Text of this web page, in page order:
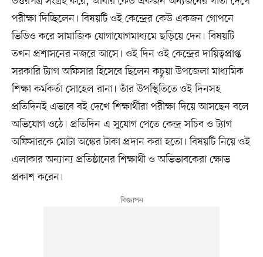
পরীক্ষা দিচ্ছিলেন। বিষয়টি ওই কেন্দ্রের কেউ একজন গোপনে
ভিডিও করে সামাজিক যোগাযোগমাধ্যমে ছড়িয়ে দেন। বিষয়টি
তখন প্রশাসনের নজরে আসে। ওই দিন ওই কেন্দ্রের দায়িত্বপ্রাপ্ত
সরকারি ট্যাগ অফিসার হিসেবে ছিলেন কচুয়া উপজেলা মাধ্যমিক
শিক্ষা কর্মকর্তা সোহেল রানা। তাঁর উপস্থিতিতে ওই দিনসহ
প্রতিদিনই এভাবে বই দেখে শিক্ষার্থীরা পরীক্ষা দিয়ে আসছেন বলে
অভিযোগ ওঠে। প্রতিদিন এ সুযোগ পেতে কেন্দ্র সচিব ও ট্যাগ
অফিসারকে মোটা অঙ্কের টাকা প্রদান করা হতো। বিষয়টি নিয়ে ওই
এলাকার অন্যান্য প্রতিষ্ঠানের শিক্ষার্থী ও অভিভাবকেরা ক্ষোভ
প্রকাশ করেন।